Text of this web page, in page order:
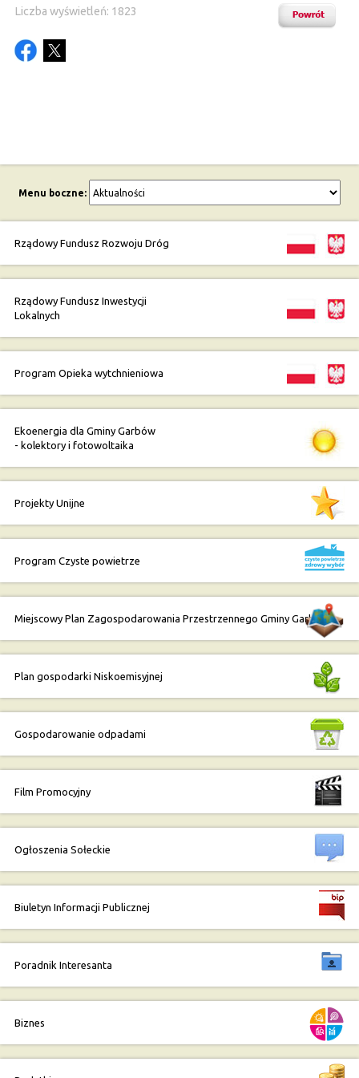
Liczba wyświetleń: 1823
Menu boczne:
Rządowy Fundusz Rozwoju Dróg
Rządowy Fundusz Inwestycji
Lokalnych
Program Opieka wytchnieniowa
Ekoenergia dla Gminy Garbów
- kolektory i fotowoltaika
Projekty Unijne
Program Czyste powietrze
Miejscowy Plan Zagospodarowania Przestrzennego Gminy Garbów
Plan gospodarki Niskoemisyjnej
Gospodarowanie odpadami
Film Promocyjny
Ogłoszenia Sołeckie
Biuletyn Informacji Publicznej
Poradnik Interesanta
Biznes